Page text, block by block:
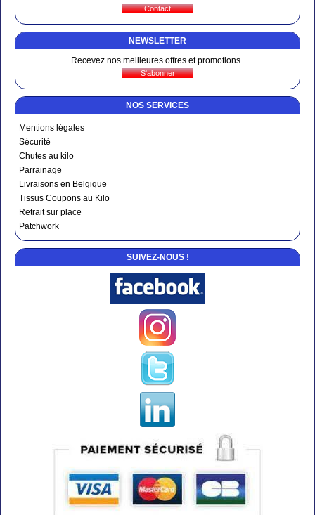
NEWSLETTER
Recevez nos meilleures offres et promotions
NOS SERVICES
Mentions légales
Sécurité
Chutes au kilo
Parrainage
Livraisons en Belgique
Tissus Coupons au Kilo
Retrait sur place
Patchwork
SUIVEZ-NOUS !